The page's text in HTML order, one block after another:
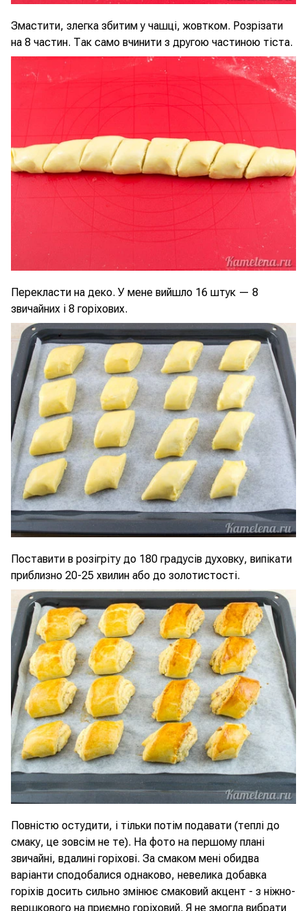
Змастити, злегка збитим у чашці, жовтком. Розрізати
на 8 частин. Так само вчинити з другою частиною тіста.
Перекласти на деко. У мене вийшло 16 штук — 8
звичайних і 8 горіхових.
Поставити в розігріту до 180 градусів духовку, випікати
приблизно 20-25 хвилин або до золотистості.
Повністю остудити, і тільки потім подавати (теплі до
смаку, це зовсім не те). На фото на першому плані
звичайні, вдалині горіхові. За смаком мені обидва
варіанти сподобалися однаково, невелика добавка
горіхів досить сильно змінює смаковий акцент - з ніжно-
вершкового на приємно горіховий. Я не змогла вибрати